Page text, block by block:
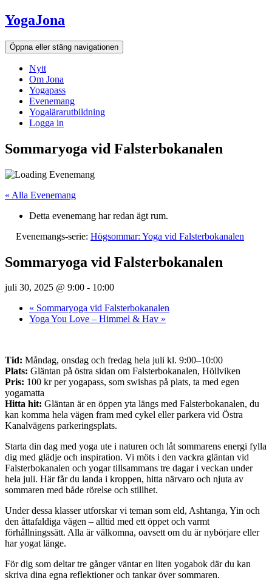
Hoppa
till
innehållet
YogaJona
Öppna eller stäng navigationen
Nytt
Om Jona
Yogapass
Evenemang
Yogalärarutbildning
Logga in
Sommaryoga vid Falsterbokanalen
« Alla Evenemang
Detta evenemang har redan ägt rum.
Evenemangs-serie: Högsommar: Yoga vid Falsterbokanalen
Sommaryoga vid Falsterbokanalen
juli 30, 2025 @ 9:00 - 10:00
« Sommaryoga vid Falsterbokanalen
Yoga You Love – Himmel & Hav »
Tid: Måndag, onsdag och fredag hela juli kl. 9:00–10:00
Plats: Gläntan på östra sidan om Falsterbokanalen, Höllviken
Pris: 100 kr per yogapass, som swishas på plats, ta med egen
yogamatta
Hitta hit: Gläntan är en öppen yta längs med Falsterbokanalen, du
kan komma hela vägen fram med cykel eller parkera vid Östra
Kanalvägens parkeringsplats.
Starta din dag med yoga ute i naturen och låt sommarens energi fylla
dig med glädje och inspiration. Vi möts i den vackra gläntan vid
Falsterbokanalen och yogar tillsammans tre dagar i veckan under
hela juli. Här får du landa i kroppen, hitta närvaro och njuta av
sommaren med både rörelse och stillhet.
Under dessa klasser utforskar vi teman som eld, Ashtanga, Yin och
den åttafaldiga vägen – alltid med ett öppet och varmt
förhållningssätt. Alla är välkomna, oavsett om du är nybörjare eller
har yogat länge.
För dig som deltar tre gånger väntar en liten yogabok där du kan
skriva dina egna reflektioner och tankar över sommaren.